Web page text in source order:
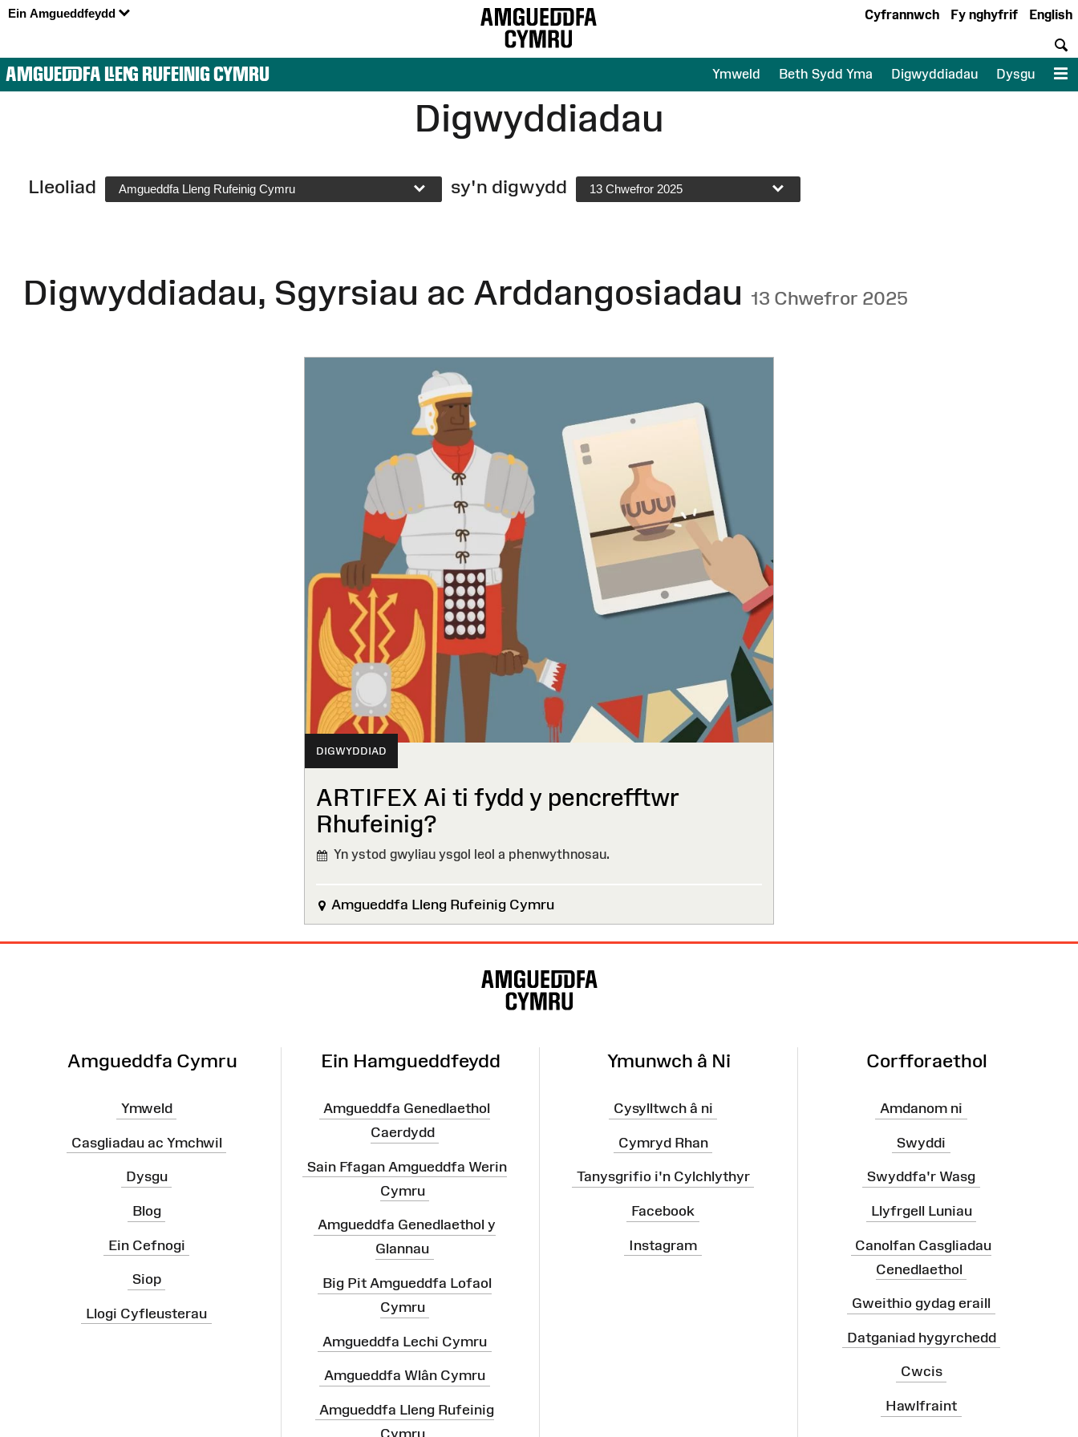
Ein Amgueddfeydd English
Fy nghyfrif
Cyfrannwch
AMGUEDDFA LLENG RUFEINIG CYMRU Ymweld Beth Sydd Yma Digwyddiadau Dysgu
Digwyddiadau
Lleoliad Amgueddfa Lleng Rufeinig Cymru sy'n digwydd 13 Chwefror 2025
Digwyddiadau, Sgyrsiau ac Arddangosiadau 13 Chwefror 2025
DIGWYDDIAD
ARTIFEX Ai ti fydd y pencrefftwr
Rhufeinig?
Yn ystod gwyliau ysgol leol a phenwythnosau.
Amgueddfa Lleng Rufeinig Cymru
Amgueddfa Cymru
Ymweld
Casgliadau ac Ymchwil
Dysgu
Blog
Ein Cefnogi
Siop
Llogi Cyfleusterau
Ein Hamgueddfeydd
Amgueddfa Genedlaethol
Caerdydd
Sain Ffagan Amgueddfa Werin
Cymru
Amgueddfa Genedlaethol y
Glannau
Big Pit Amgueddfa Lofaol
Cymru
Amgueddfa Lechi Cymru
Amgueddfa Wlân Cymru
Amgueddfa Lleng Rufeinig
Cymru
Ymunwch â Ni
Cysylltwch â ni
Cymryd Rhan
Tanysgrifio i'n Cylchlythyr
Facebook
Instagram
Corfforaethol
Amdanom ni
Swyddi
Swyddfa'r Wasg
Llyfrgell Luniau
Canolfan Casgliadau
Cenedlaethol
Gweithio gydag eraill
Datganiad hygyrchedd
Cwcis
Hawlfraint